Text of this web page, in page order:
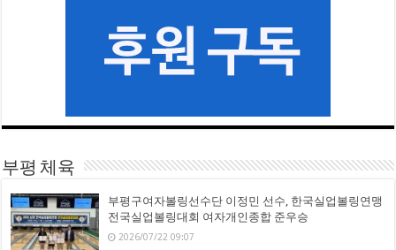
부평 체육
부평구여자볼링선수단 이정민 선수, 한국실업볼링연맹
전국실업볼링대회 여자개인종합 준우승
2026/07/22 09:07